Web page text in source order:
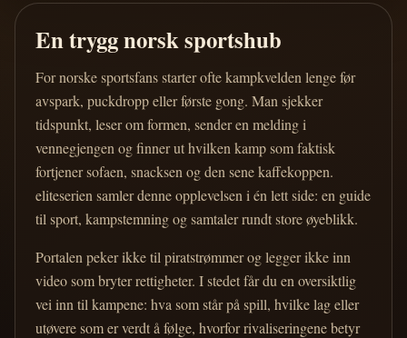
En trygg norsk sportshub
For norske sportsfans starter ofte kampkvelden lenge før
avspark, puckdropp eller første gong. Man sjekker
tidspunkt, leser om formen, sender en melding i
vennegjengen og finner ut hvilken kamp som faktisk
fortjener sofaen, snacksen og den sene kaffekoppen.
eliteserien samler denne opplevelsen i én lett side: en guide
til sport, kampstemning og samtaler rundt store øyeblikk.
Portalen peker ikke til piratstrømmer og legger ikke inn
video som bryter rettigheter. I stedet får du en oversiktlig
vei inn til kampene: hva som står på spill, hvilke lag eller
utøvere som er verdt å følge, hvorfor rivaliseringene betyr